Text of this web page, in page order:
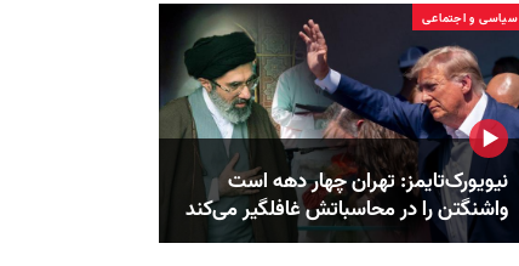
سیاسی و اجتماعی
نیویورک‌تایمز: تهران چهار دهه است
واشنگتن را در محاسباتش غافلگیر می‌کند